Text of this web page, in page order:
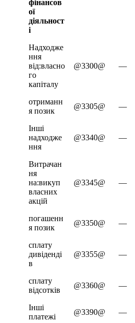
фінансов
ої
діяльност
і
Надходже
ння
від:власно
го
капіталу
@3300@ —
отриманн
я позик
@3305@ —
Інші
надходже
ння
@3340@ —
Витрачан
ня
на:викуп
власних
акцій
@3345@ —
погашенн
я позик
@3350@ —
сплату
дивіденді
в
@3355@ —
сплату
відсотків
@3360@ —
Інші
платежі
@3390@ —